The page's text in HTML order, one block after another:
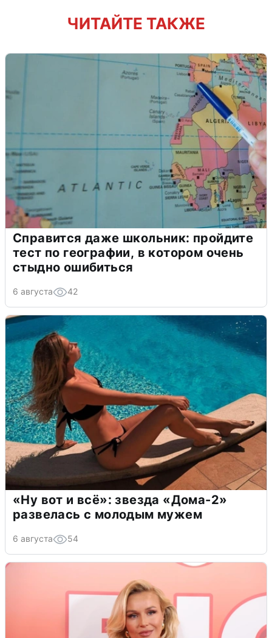
ЧИТАЙТЕ ТАКЖЕ
Справится даже школьник: пройдите
тест по географии, в котором очень
стыдно ошибиться
6 августа 42
«Ну вот и всё»: звезда «Дома-2»
развелась с молодым мужем
6 августа 54